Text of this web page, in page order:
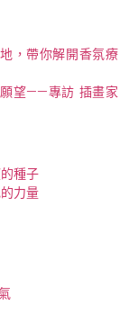
，帶你解開香氛療
願望——專訪 插畫家
種子
力量